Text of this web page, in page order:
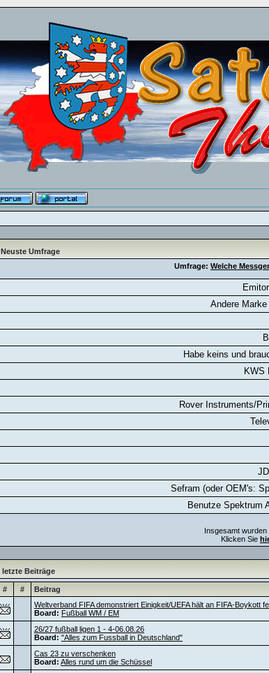
Neuste Umfrage
Umfrage: Welche
Andere
Habe keins und
KWS
Rover Instruments/
Sefram (oder OEM's:
Benutze Spektrum
Insgesamt wurden
Klicken Sie
letzte Beiträge
# # Beitrag
Weltverband FIFA demonstriert Einigkeit/UEFA hält an FIFA-Boykott
Board: Fußball WM / EM
26/27 fußball ligen 1 - 4-06.08.26
Board: "Alles zum Fussball in Deutschland"
Cas 23 zu verschenken
Board: Alles rund um die Schüssel